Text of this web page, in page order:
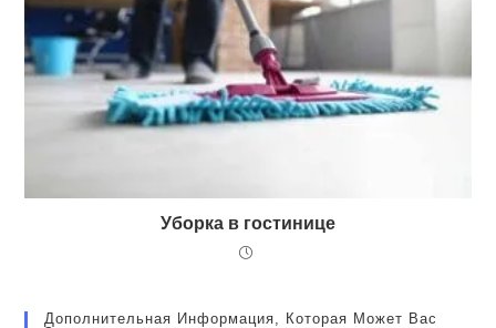
Уборка в гостинице
Дополнительная Информация, Которая Может Вас